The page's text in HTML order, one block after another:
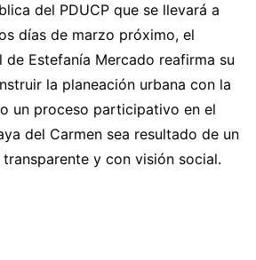
del PDUCP que se llevará a
días de marzo próximo, el
de Estefanía Mercado reafirma su
la planeación urbana con la
un proceso participativo en el
del Carmen sea resultado de un
y con visión social.